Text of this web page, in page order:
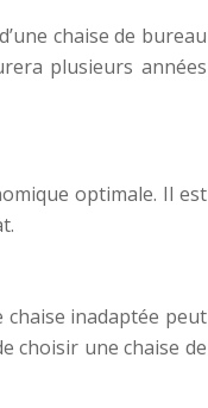
chaise de bureau
plusieurs années
optimale. Il est
chaise inadaptée peut
choisir une chaise de